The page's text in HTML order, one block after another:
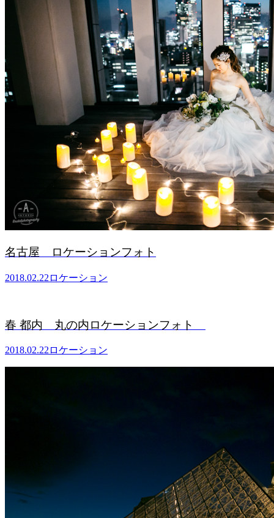
名古屋 ロケーションフォト
2018.02.22 ロケーション
春 都内 丸の内ロケーションフォト
2018.02.22 ロケーション